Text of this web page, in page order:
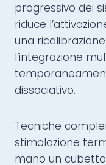
progressivo dei
riduce
una
l’integrazione
dissociativo.
Tecniche
stimolazione
mano un